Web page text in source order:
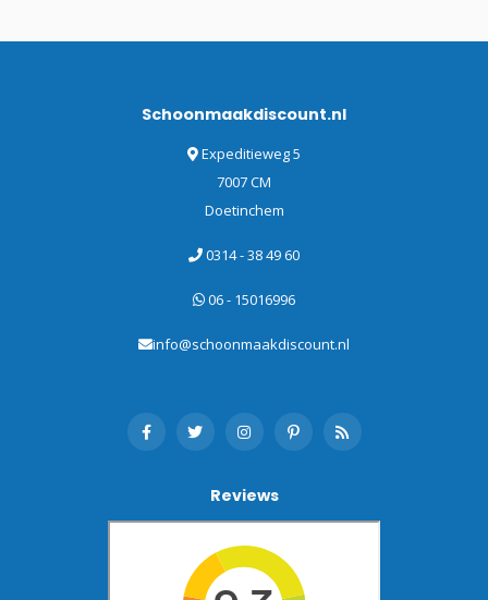
Schoonmaakdiscount.nl
Expeditieweg 5
7007 CM
Doetinchem
0314 - 38 49 60
06 - 15016996
info@schoonmaakdiscount.nl
Reviews